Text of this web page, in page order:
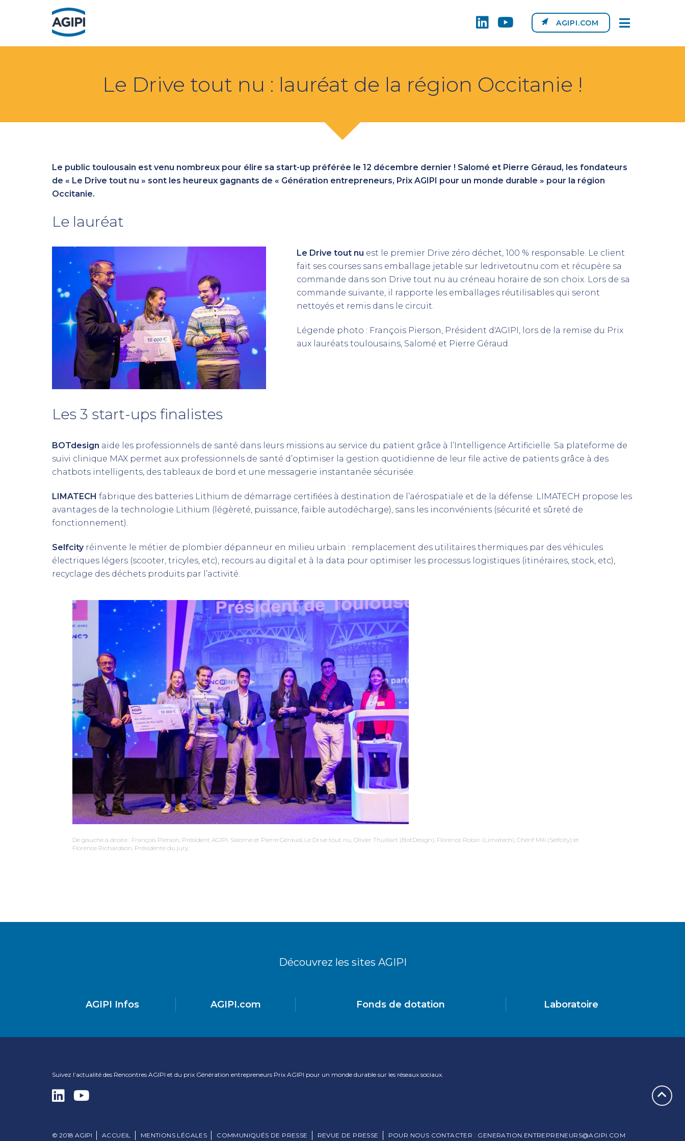
AGIPI.COM
Le Drive tout nu : lauréat de la région Occitanie !
Le public toulousain est venu nombreux pour élire sa start-up préférée le 12 décembre dernier ! Salomé et Pierre Géraud, les fondateurs
de « Le Drive tout nu » sont les heureux gagnants de « Génération entrepreneurs, Prix AGIPI pour un monde durable » pour la région
Occitanie.
Le lauréat
Le Drive tout nu est le premier Drive zéro déchet, 100 % responsable. Le client
fait ses courses sans emballage jetable sur ledrivetoutnu.com et récupère sa
commande dans son Drive tout nu au créneau horaire de son choix. Lors de sa
commande suivante, il rapporte les emballages réutilisables qui seront
nettoyés et remis dans le circuit.
Légende photo : François Pierson, Président d'AGIPI, lors de la remise du Prix
aux lauréats toulousains, Salomé et Pierre Géraud.
Les 3 start-ups finalistes
BOTdesign aide les professionnels de santé dans leurs missions au service du patient grâce à l’Intelligence Artificielle. Sa plateforme de
suivi clinique MAX permet aux professionnels de santé d’optimiser la gestion quotidienne de leur file active de patients grâce à des
chatbots intelligents, des tableaux de bord et une messagerie instantanée sécurisée.
LIMATECH fabrique des batteries Lithium de démarrage certifiées à destination de l’aérospatiale et de la défense. LIMATECH propose les
avantages de la technologie Lithium (légèreté, puissance, faible autodécharge), sans les inconvénients (sécurité et sûreté de
fonctionnement).
Selfcityréinvente le métier de plombier dépanneur en milieu urbain : remplacement des utilitaires thermiques par des véhicules
électriques légers (scooter, tricyles, etc), recours au digital et à la data pour optimiser les processus logistiques (itinéraires, stock, etc),
recyclage des déchets produits par l’activité.
De gauche à droite : François Pierson, Président AGIPI, Salomé et Pierre Géraud, Le Drive tout nu, Olivier Thuillart (BotDesign), Florence Robin (Limatech), Chérif Mili (Selfcity) et
Florence Richardson, Présidente du jury.
Découvrez les sites AGIPI
AGIPI Infos AGIPI.com Fonds de dotation Laboratoire
Suivez l’actualité des Rencontres AGIPI et du prix Génération entrepreneurs Prix AGIPI pour un monde durable sur les réseaux sociaux.
© 2018 AGIPI ACCUEIL MENTIONS LÉGALES COMMUNIQUÉS DE PRESSE REVUE DE PRESSE POUR NOUS CONTACTER : GENERATION.ENTREPRENEURS@AGIPI.COM